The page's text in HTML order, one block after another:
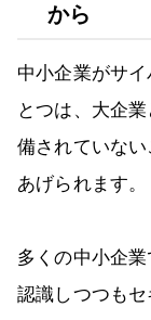
から
中小企業がサ
とつは、大企
備されていな
あげられます。
多くの中小企
認識しつつも